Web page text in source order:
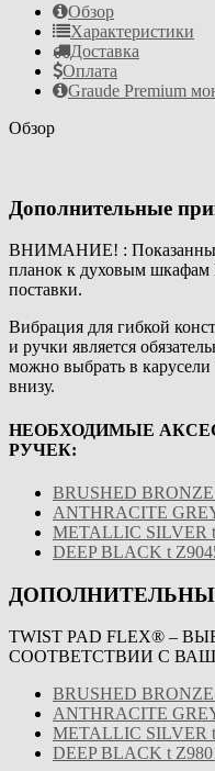
Обзор
Характеристики
Доставка
Оплата
Graude Premium
Обзор
Дополнительные
ВНИМАНИЕ! :
планок к духовым шкафам
поставки.
Вибрация для гибкой
и ручки является
можно выбрать в
внизу.
НЕОБХОДИМЫЕ
РУЧЕК:
BRUSHED
ANTHRACITE
METALLIC SILVER
DEEP BLACK t
TWIST PAD FLEX® –
СООТВЕТСТВИИ С
BRUSHED
ANTHRACITE
METALLIC SILVER
DEEP BLACK t